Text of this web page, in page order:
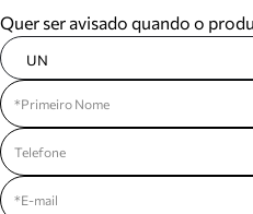
Quer ser avisado quando o
UN